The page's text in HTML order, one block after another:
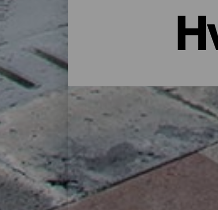
Overnatting i La Palma:
Et hus på landet midt i naturen, en
godt utvalg bosteder for alle typer
finner du det perfekte stedet for deg å